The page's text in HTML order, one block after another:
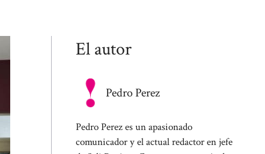
El autor
Pedro Perez
Pedro Perez es un apasionado
comunicador y el actual redactor en jefe